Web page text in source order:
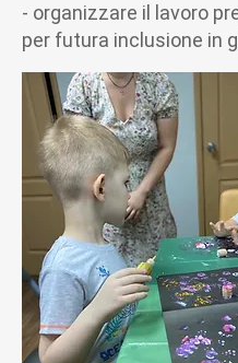
- organizzare il lavoro
per futura inclusione in